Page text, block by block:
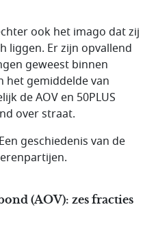
ook het imago dat zij
liggen. Er zijn opvallend
geweest binnen
het gemiddelde van
de AOV en 50PLUS
over straat.
geschiedenis van de
(AOV): zes fracties